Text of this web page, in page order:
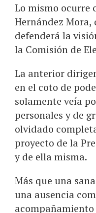
Lo mismo ocurre
Hernández
defenderá la
la Comisión de
La anterior
en el coto de
solamente veía
personales y de
olvidado
proyecto de la
y de ella misma.
Más que una
una ausencia